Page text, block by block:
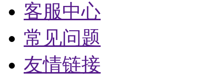
客服中心
常见问题
友情链接